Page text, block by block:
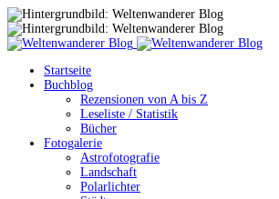
Startseite
Buchblog
Rezensionen von A bis Z
Leseliste / Statistik
Bücher
Fotogalerie
Astrofotografie
Landschaft
Polarlichter